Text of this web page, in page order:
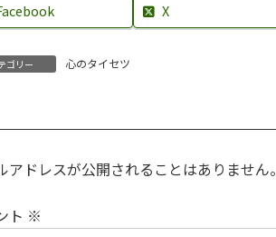
X
ゴリー 心のタイセツ
アドレスが公開されることはありません。
ト ※